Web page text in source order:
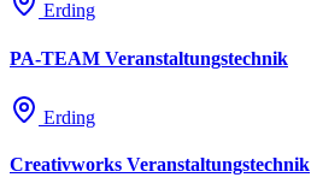
Erding
PA-TEAM Veranstaltungstechnik
Erding
Creativworks Veranstaltungstechnik